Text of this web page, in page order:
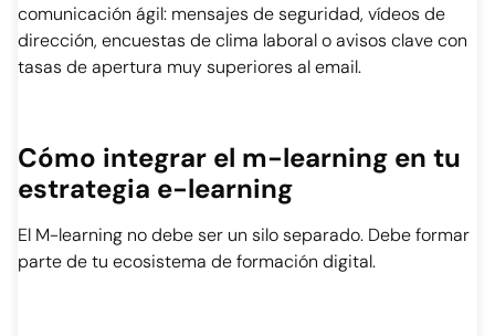
comunicación ágil: mensajes de seguridad, vídeos de
dirección, encuestas de clima laboral o avisos clave con
tasas de apertura muy superiores al email.
Cómo integrar el m-learning en tu
estrategia e-learning
El M-learning no debe ser un silo separado. Debe formar
parte de tu ecosistema de formación digital.